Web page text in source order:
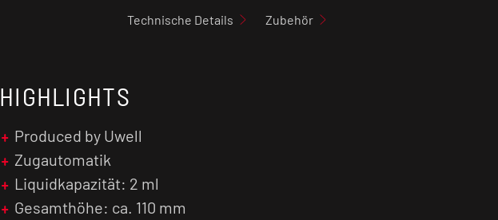
Technische Details Zubehör
HIGHLIGHTS
Produced by Uwell
Zugautomatik
Liquidkapazität: 2 ml
Gesamthöhe: ca. 110 mm